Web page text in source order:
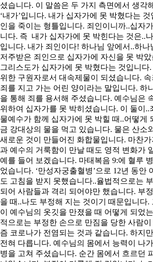
셨습니다. 이 말씀은 두 가지 측면에서 생각
‘내가’입니다. 내가 십자가에 못 박혔다는
인을 죽이는 형틀입니다. 죄인이니까..십자
니다. 즉 내가 십자가에 못 박힌다는 것은..
입니다. 내가 죄인이다! 하나님 앞에서..하나
저주받은 죄인으로 십자가에 자신을 못 박
그리스도가 십자가에 못 박혔다는 것입니다
위한 구원자로서 대속제물이 되셨습니다.
죄를 지고 가는 어린 양이라는 말입니다. 하
을 통해 죄를 용서해 주셨습니다. 예수님은
위하여 십자가를 못 박히셨습니다. 이 둘이..
물예수가 함께 십자가에 못 박힐 때..어떻게
금 강대상의 물을 먹고 있습니다. 물은 산소
새로운 것이 만들어진 화합물입니다. 마찬
과 예수의 거룩함이 만날 때도 영적 변화가
예를 들어 보겠습니다. 마태복음 9:에 혈루
었습니다. ‘만성자궁출혈병’으로 12년 동안
도 고침을 받지 못했습니다..율법적으로는
되어 사람들과 격리 되어야만 했습니다. 부
을 때..나도 부정해 지는 것이기 때문입니다.
이 예수님의 옷깃을 만졌을 때 어떻게 되었
적으로는 부정한 손으로 만짐을 당한 사람
즘 코로나가 전염되는 것과 같습니다. 하지
전혀 다릅니다. 예수님의 몸에서 능력이 나
병을 고쳐 주셨습니다. 순간 몸에서 흐르던